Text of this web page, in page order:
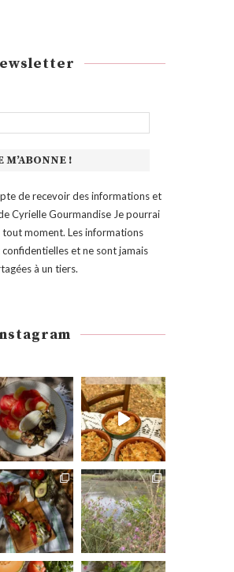
de recevoir des informations et
Cyrielle Gourmandise Je pourrai
tout moment. Les informations
et ne sont jamais
à un tiers.